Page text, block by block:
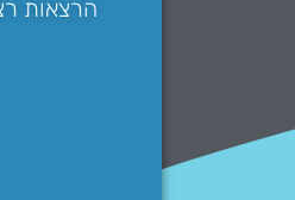
הרצאות